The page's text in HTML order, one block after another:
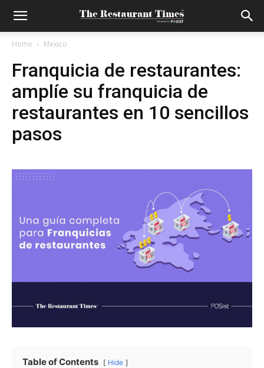
Home Mexico
Franquicia de restaurantes:
amplíe su franquicia de
restaurantes en 10 sencillos
pasos
Table of Contents Hide